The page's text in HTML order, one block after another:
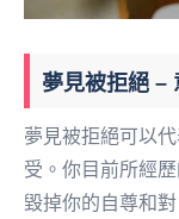
夢見被拒絕 –
夢見被拒絕可以
受。你目前所經
毀掉你的自尊和